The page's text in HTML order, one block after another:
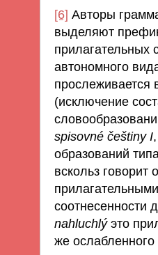
[6] Авторы
выделяют
прилагательных
автономного
прослеживается
(исключение
spisovné češtiny I
образований
вскольз говорит
соотнесенности
nahluchlý это
же